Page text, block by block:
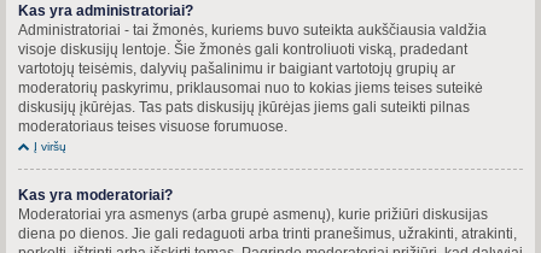
Kas yra administratoriai?
Administratoriai - tai žmonės, kuriems buvo suteikta aukščiausia valdžia
visoje diskusijų lentoje. Šie žmonės gali kontroliuoti viską, pradedant
vartotojų teisėmis, dalyvių pašalinimu ir baigiant vartotojų grupių ar
moderatorių paskyrimu, priklausomai nuo to kokias jiems teises suteikė
diskusijų įkūrėjas. Tas pats diskusijų įkūrėjas jiems gali suteikti pilnas
moderatoriaus teises visuose forumuose.
Į viršų
Kas yra moderatoriai?
Moderatoriai yra asmenys (arba grupė asmenų), kurie prižiūri diskusijas
diena po dienos. Jie gali redaguoti arba trinti pranešimus, užrakinti, atrakinti,